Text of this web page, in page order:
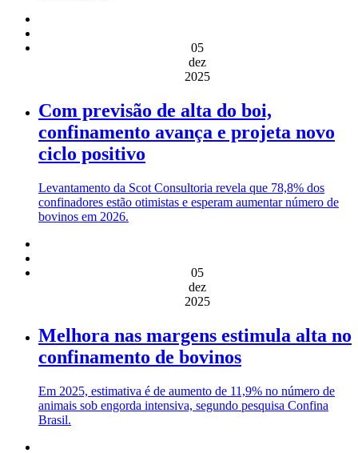
05
dez
2025
Com previsão de alta do boi,
confinamento avança e projeta novo
ciclo positivo
Levantamento da Scot Consultoria revela que 78,8% dos
confinadores estão otimistas e esperam aumentar número de
bovinos em 2026.
05
dez
2025
Melhora nas margens estimula alta no
confinamento de bovinos
Em 2025, estimativa é de aumento de 11,9% no número de
animais sob engorda intensiva, segundo pesquisa Confina
Brasil.